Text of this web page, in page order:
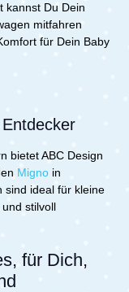
kannst Du Dein
mitfahren
für Dein Baby
bietet ABC Design
Migno in
sind ideal für kleine
und stilvoll
für Dich,